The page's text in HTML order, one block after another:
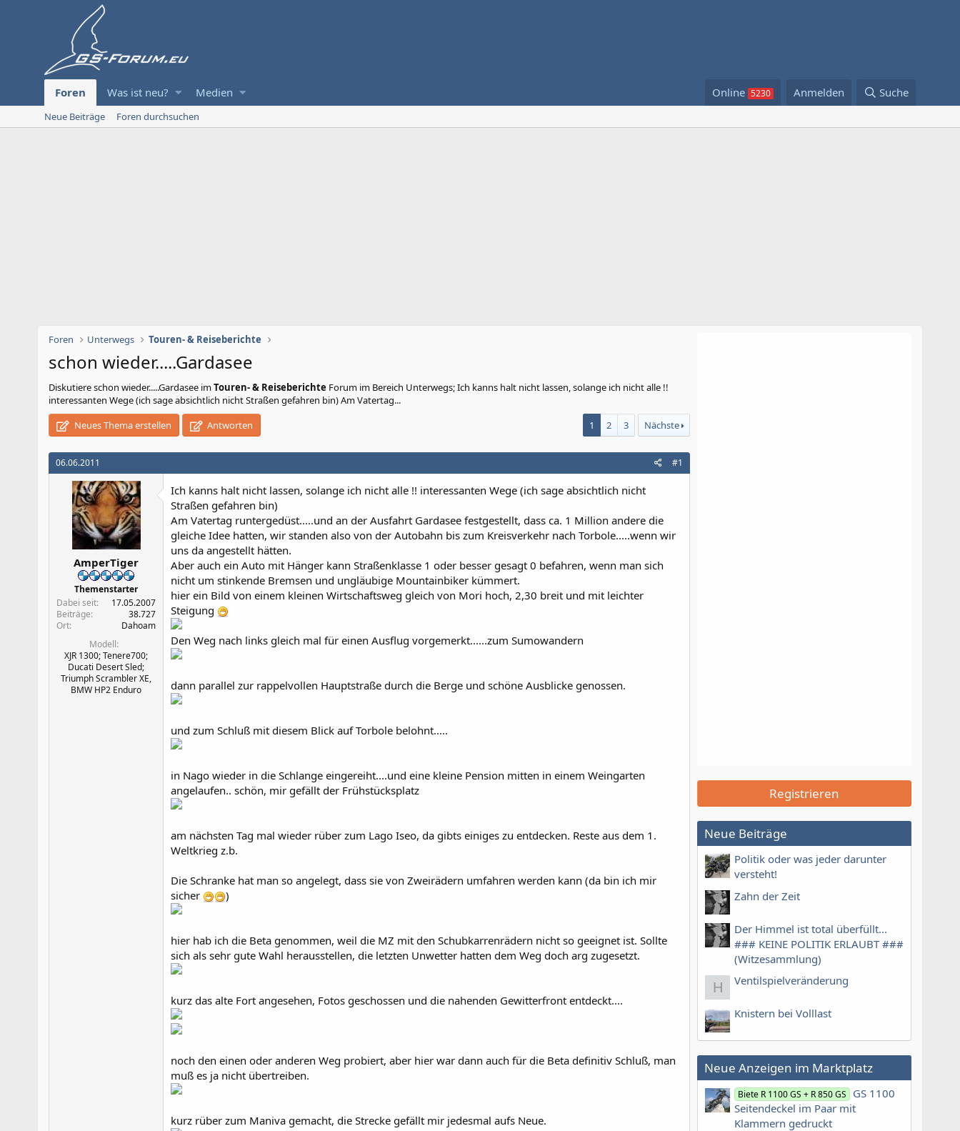
Foren Was ist neu? Medien Online Anmelden Suche
Neue Beiträge Foren durchsuchen
Foren Unterwegs Touren- & Reiseberichte
schon wieder.....Gardasee
Diskutiereschon wieder.....Gardasee imTouren- & Reiseberichte Forum im Bereich Unterwegs; Ich kanns halt nicht lassen, solange ich nicht alle !!
interessanten Wege (ich sage absichtlich nicht Straßen gefahren bin) Am Vatertag...
Neues Thema erstellen
Antworten 1 2 3 Nächste
06.06.2011 #1
AmperTiger
Themenstarter
Dabei seit
17.05.2007
Beiträge
38.727
Ort
Dahoam
Modell
XJR 1300; Tenere700;
Ducati Desert Sled;
Triumph Scrambler XE,
BMW HP2 Enduro
Ich kanns halt nicht lassen, solange ich nicht alle !! interessanten Wege (ich sage absichtlich nicht
Straßen gefahren bin)
Am Vatertag runtergedüst.....und an der Ausfahrt Gardasee festgestellt, dass ca. 1 Million andere die
gleiche Idee hatten, wir standen also von der Autobahn bis zum Kreisverkehr nach Torbole.....wenn wir
uns da angestellt hätten.
Aber auch ein Auto mit Hänger kann Straßenklasse 1 oder besser gesagt 0 befahren, wenn man sich
nicht um stinkende Bremsen und ungläubige Mountainbiker kümmert.
hier ein Bild von einem kleinen Wirtschaftsweg gleich von Mori hoch, 2,30 breit und mit leichter
Steigung
Den Weg nach links gleich mal für einen Ausflug vorgemerkt......zum Sumowandern
dann parallel zur rappelvollen Hauptstraße durch die Berge und schöne Ausblicke genossen.
und zum Schluß mit diesem Blick auf Torbole belohnt.....
in Nago wieder in die Schlange eingereiht....und eine kleine Pension mitten in einem Weingarten
angelaufen.. schön, mir gefällt der Frühstücksplatz
am nächsten Tag mal wieder rüber zum Lago Iseo, da gibts einiges zu entdecken. Reste aus dem 1.
Weltkrieg z.b.
Die Schranke hat man so angelegt, dass sie von Zweirädern umfahren werden kann (da bin ich mir
sicher
)
hier hab ich die Beta genommen, weil die MZ mit den Schubkarrenrädern nicht so geeignet ist. Sollte
sich als sehr gute Wahl herausstellen, die letzten Unwetter hatten dem Weg doch arg zugesetzt.
kurz das alte Fort angesehen, Fotos geschossen und die nahenden Gewitterfront entdeckt....
noch den einen oder anderen Weg probiert, aber hier war dann auch für die Beta definitiv Schluß, man
muß es ja nicht übertreiben.
kurz rüber zum Maniva gemacht, die Strecke gefällt mir jedesmal aufs Neue.
Registrieren
Neue Beiträge
Politik oder was jeder darunter
versteht!
Zahn der Zeit
Der Himmel ist total überfüllt...
### KEINE POLITIK ERLAUBT ###
(Witzesammlung)
H Ventilspielveränderung
Knistern bei Volllast
Neue Anzeigen im Marktplatz
Biete R 1100 GS + R 850 GS
GS 1100
Seitendeckel im Paar mit
Klammern gedruckt